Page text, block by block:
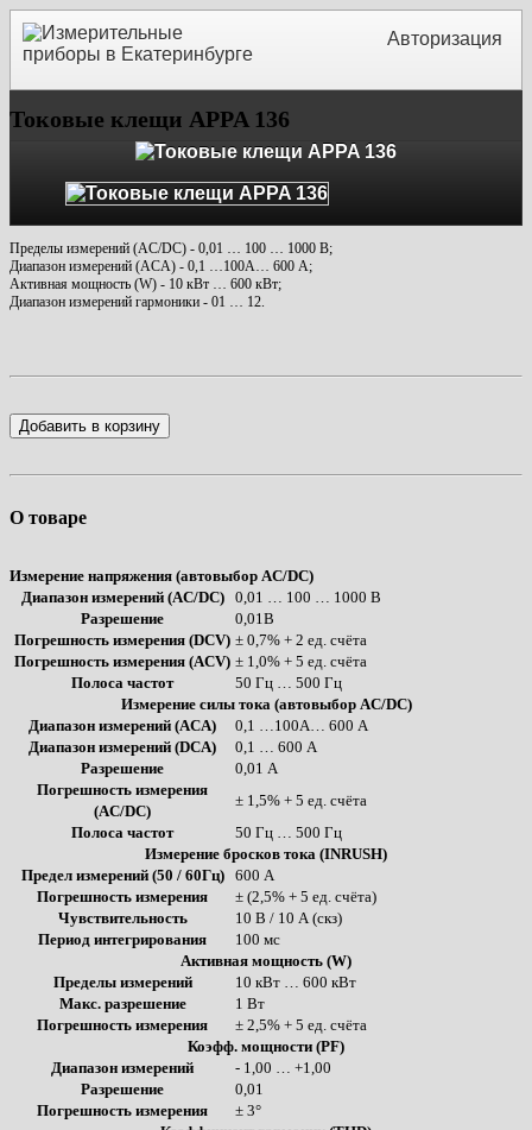
Авторизация
Токовые клещи APPA 136
Пределы измерений (AC/DC) - 0,01 … 100 … 1000 В;
Диапазон измерений (ACA) - 0,1 …100A… 600 А;
Активная мощность (W) - 10 кВт … 600 кВт;
Диапазон измерений гармоники - 01 … 12.
Добавить в корзину
О товаре
Измерение напряжения (автовыбор AC/DC)
Диапазон измерений (AC/DC)
0,01 … 100 … 1000 В
Разрешение
0,01В
Погрешность измерения (DCV) ± 0,7% + 2 ед. счёта
Погрешность измерения (ACV) ± 1,0% + 5 ед. счёта
Полоса частот
50 Гц … 500 Гц
Измерение силы тока (автовыбор AC/DC)
Диапазон измерений (ACA)
0,1 …100A… 600 А
Диапазон измерений (DCA)
0,1 … 600 А
Разрешение
0,01 А
Погрешность измерения
(AC/DC)
± 1,5% + 5 ед. счёта
Полоса частот
50 Гц … 500 Гц
Измерение бросков тока (INRUSH)
Предел измерений (50 / 60Гц)
600 А
Погрешность измерения
± (2,5% + 5 ед. счёта)
Чувствительность
10 В / 10 А (скз)
Период интегрирования
100 мс
Активная мощность (W)
Пределы измерений
10 кВт … 600 кВт
Макс. разрешение
1 Вт
Погрешность измерения
± 2,5% + 5 ед. счёта
Коэфф. мощности (PF)
Диапазон измерений
- 1,00 … +1,00
Разрешение
0,01
Погрешность измерения
± 3°